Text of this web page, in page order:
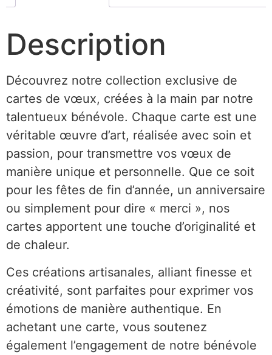
Description
Découvrez notre collection exclusive de
cartes de vœux, créées à la main par notre
talentueux bénévole. Chaque carte est une
véritable œuvre d’art, réalisée avec soin et
passion, pour transmettre vos vœux de
manière unique et personnelle. Que ce soit
pour les fêtes de fin d’année, un anniversaire
ou simplement pour dire « merci », nos
cartes apportent une touche d’originalité et
de chaleur.
Ces créations artisanales, alliant finesse et
créativité, sont parfaites pour exprimer vos
émotions de manière authentique. En
achetant une carte, vous soutenez
également l’engagement de notre bénévole